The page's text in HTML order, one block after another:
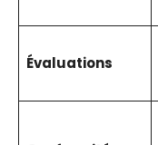
Évaluations